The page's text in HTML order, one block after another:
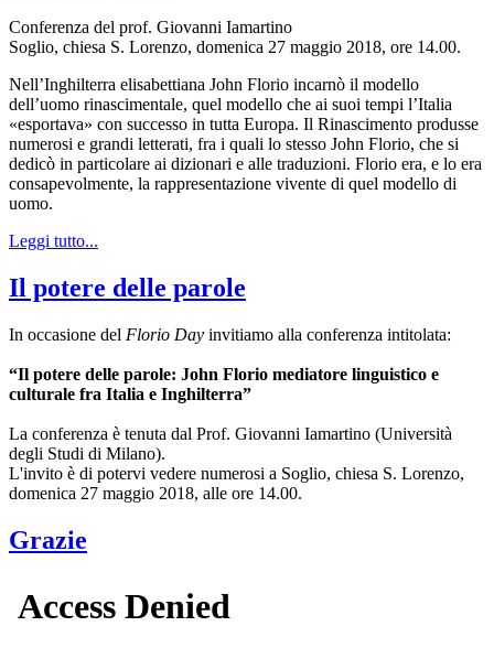
Conferenza del prof. Giovanni Iamartino
Soglio, chiesa S. Lorenzo, domenica 27 maggio 2018, ore 14.00.
Nell’Inghilterra elisabettiana John Florio incarnò il modello
dell’uomo rinascimentale, quel modello che ai suoi tempi l’Italia
«esportava» con successo in tutta Europa. Il Rinascimento produsse
numerosi e grandi letterati, fra i quali lo stesso John Florio, che si
dedicò in particolare ai dizionari e alle traduzioni. Florio era, e lo era
consapevolmente, la rappresentazione vivente di quel modello di
uomo.
Leggi tutto...
Il potere delle parole
In occasione del Florio Day invitiamo alla conferenza intitolata:
“Il potere delle parole: John Florio mediatore linguistico e
culturale fra Italia e Inghilterra”
La conferenza è tenuta dal Prof. Giovanni Iamartino (Università
degli Studi di Milano).
L'invito è di potervi vedere numerosi a Soglio, chiesa S. Lorenzo,
domenica 27 maggio 2018, alle ore 14.00.
Grazie